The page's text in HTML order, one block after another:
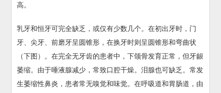
高。
乳牙和恒牙可完全缺乏，或仅有少数几个。在初出牙时，门
牙、尖牙、前磨牙呈圆锥形，在换牙时则呈圆锥形和弯曲状
（下图）。在完全无牙齿的患者中，下颌骨发育正常，但牙龈
萎缩。由于唾液腺减少，常致口腔干燥。泪腺也可缺乏。常发
生萎缩性鼻炎，患者常无嗅觉和味觉。在呼吸道和胃肠道，由